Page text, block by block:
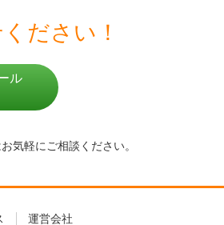
ださい！
ル
気軽にご相談ください。
運営会社